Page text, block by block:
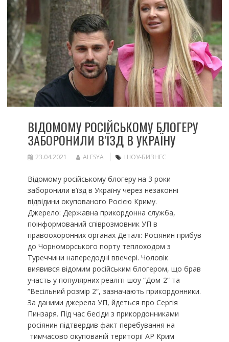
ВІДОМОМУ РОСІЙСЬКОМУ БЛОГЕРУ
ЗАБОРОНИЛИ В’ЇЗД В УКРАЇНУ
23.04.2021 ALESYA ШОУ-БИЗНЕС
Відомому російському блогеру на 3 роки
заборонили в’їзд в Україну через незаконні
відвідини окупованого Росією Криму.
Джерело: Державна прикордонна служба,
поінформований співрозмовник УП в
правоохоронних органах Деталі: Росіянин прибув
до Чорноморського порту теплоходом з
Туреччини напередодні ввечері. Чоловік
виявився відомим російським блогером, що брав
участь у популярних реаліті-шоу “Дом-2” та
“Весільний розмір 2”, зазначають прикордонники.
За даними джерела УП, йдеться про Сергія
Пинзаря. Під час бесіди з прикордонниками
росіянин підтвердив факт перебування на
тимчасово окупованій території АР Крим